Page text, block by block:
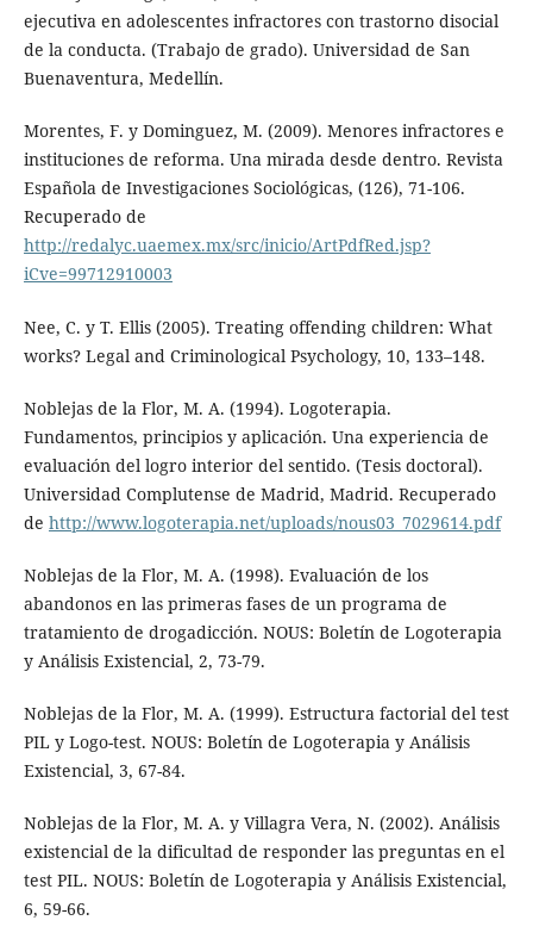
ejecutiva en adolescentes infractores con trastorno disocial
de la conducta. (Trabajo de grado). Universidad de San
Buenaventura, Medellín.
Morentes, F. y Dominguez, M. (2009). Menores infractores e
instituciones de reforma. Una mirada desde dentro. Revista
Española de Investigaciones Sociológicas, (126), 71-106.
Recuperado de
http://redalyc.uaemex.mx/src/inicio/ArtPdfRed.jsp?
iCve=99712910003
Nee, C. y T. Ellis (2005). Treating offending children: What
works? Legal and Criminological Psychology, 10, 133–148.
Noblejas de la Flor, M. A. (1994). Logoterapia.
Fundamentos, principios y aplicación. Una experiencia de
evaluación del logro interior del sentido. (Tesis doctoral).
Universidad Complutense de Madrid, Madrid. Recuperado
de http://www.logoterapia.net/uploads/nous03_7029614.pdf
Noblejas de la Flor, M. A. (1998). Evaluación de los
abandonos en las primeras fases de un programa de
tratamiento de drogadicción. NOUS: Boletín de Logoterapia
y Análisis Existencial, 2, 73-79.
Noblejas de la Flor, M. A. (1999). Estructura factorial del test
PIL y Logo-test. NOUS: Boletín de Logoterapia y Análisis
Existencial, 3, 67-84.
Noblejas de la Flor, M. A. y Villagra Vera, N. (2002). Análisis
existencial de la dificultad de responder las preguntas en el
test PIL. NOUS: Boletín de Logoterapia y Análisis Existencial,
6, 59-66.